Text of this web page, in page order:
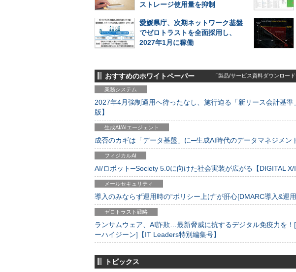
ストレージ使用量を抑制
愛媛県庁、次期ネットワーク基盤
でゼロトラストを全面採用し、
2027年1月に稼働
おすすめのホワイトペーパー 「製品/サービス資料ダウンロー
業務システム
2027年4月強制適用へ待ったなし、施行迫る「新リース会計基
版】
生成AI/AIエージェント
成否のカギは「データ基盤」に─生成AI時代のデータマネジメン
フィジカルAI
AI/ロボット─Society 5.0に向けた社会実装が広がる【DIGITAL X/
メールセキュリティ
導入のみならず運用時の“ポリシー上げ”が肝心[DMARC導入&運
ゼロトラスト戦略
ランサムウェア、AI詐欺…最新脅威に抗するデジタル免疫力を
ーハイジーン]【IT Leaders特別編集号】
トピックス